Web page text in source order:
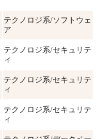
テクノロジ系/ソフトウェ
ア
テクノロジ系/セキュリテ
ィ
テクノロジ系/セキュリテ
ィ
テクノロジ系/セキュリテ
ィ